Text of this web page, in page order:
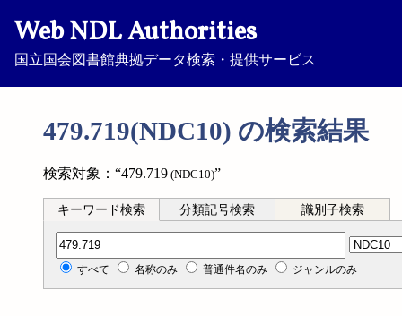
Web NDL Authorities
国立国会図書館典拠データ検索・提供サービス
479.719(NDC10) の検索結果
検索対象：“479.719 (NDC10)”
キーワード検索 分類記号検索 識別子検索
分類記号検索
すべて 名称のみ 普通件名のみ ジャンルのみ